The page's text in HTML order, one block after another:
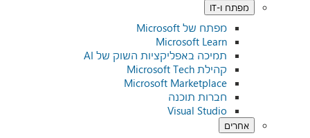
מפתח ו-IT
מפתח של Microsoft
Microsoft Learn
תמיכה באפליקציות השוק של AI
קהילת Microsoft Tech
Microsoft Marketplace
חברות תוכנה
Visual Studio
אחרים